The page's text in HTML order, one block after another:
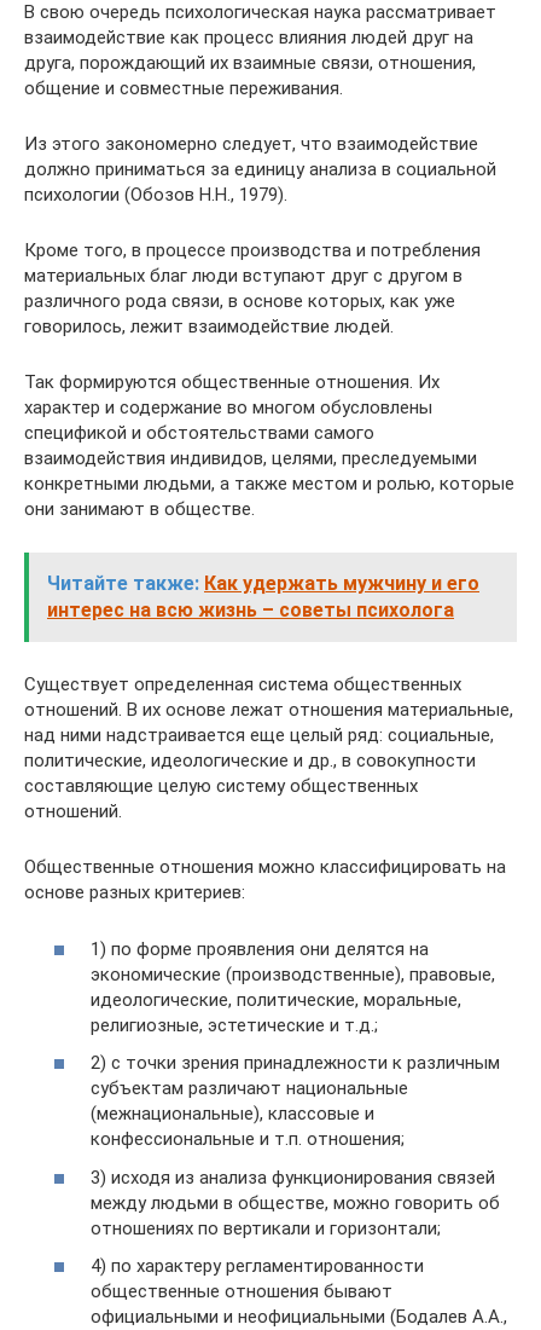
В свою очередь психологическая наука рассматривает
взаимодействие как процесс влияния людей друг на
друга, порождающий их взаимные связи, отношения,
общение и совместные переживания.
Из этого закономерно следует, что взаимодействие
должно приниматься за единицу анализа в социальной
психологии (Обозов Н.Н., 1979).
Кроме того, в процессе производства и потребления
материальных благ люди вступают друг с другом в
различного рода связи, в основе которых, как уже
говорилось, лежит взаимодействие людей.
Так формируются общественные отношения. Их
характер и содержание во многом обусловлены
спецификой и обстоятельствами самого
взаимодействия индивидов, целями, преследуемыми
конкретными людьми, а также местом и ролью, которые
они занимают в обществе.
Читайте также: Как удержать мужчину и его
интерес на всю жизнь – советы психолога
Существует определенная система общественных
отношений. В их основе лежат отношения материальные,
над ними надстраивается еще целый ряд: социальные,
политические, идеологические и др., в совокупности
составляющие целую систему общественных
отношений.
Общественные отношения можно классифицировать на
основе разных критериев:
1) по форме проявления они делятся на
экономические (производственные), правовые,
идеологические, политические, моральные,
религиозные, эстетические и т.д.;
2) с точки зрения принадлежности к различным
субъектам различают национальные
(межнациональные), классовые и
конфессиональные и т.п. отношения;
3) исходя из анализа функционирования связей
между людьми в обществе, можно говорить об
отношениях по вертикали и горизонтали;
4) по характеру регламентированности
общественные отношения бывают
официальными и неофициальными (Бодалев А.А.,